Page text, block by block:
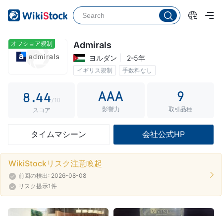
オフショア規制 Admirals
ヨルダン 2-5年
イギリス規制 手数料なし
3
5
6
8.
1
2
4
5
6
8
9
1
2
4
5
6
8
9
/10
スコア
AAA
影響力
9
取引品種
タイムマシーン 会社公式HP
WikiStockリスク注意喚起
前回の検出: 2026-08-08
リスク提示1件